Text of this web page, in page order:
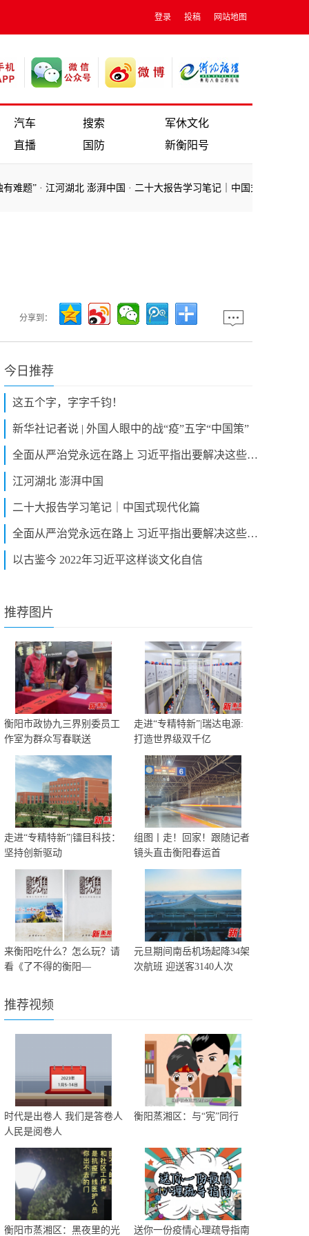
登录 投稿 网站地图
汽车 搜索
军休文化
直播
国防 新衡阳号
”·江河湖北 澎湃中国·二十大报告学习笔记｜中国式现代化篇
分享到：
今日推荐
这五个字，字字千钧！
新华社记者说 | 外国人眼中的战“疫”五字“中国策”
全面从严治党永远在路上 习近平指出要解决这些“独有难题”
江河湖北 澎湃中国
二十大报告学习笔记｜中国式现代化篇
全面从严治党永远在路上 习近平指出要解决这些“独有难题”
以古鉴今 2022年习近平这样谈文化自信
推荐图片
衡阳市政协九三界别委员工
作室为群众写春联送
走进“专精特新”|瑞达电源:
打造世界级双千亿
走进“专精特新”|镭目科技：
坚持创新驱动
组图丨走！回家！跟随记者
镜头直击衡阳春运首
来衡阳吃什么？怎么玩？请
看《了不得的衡阳—
元旦期间南岳机场起降34架
次航班 迎送客3140人次
推荐视频
时代是出卷人 我们是答卷人
人民是阅卷人
衡阳蒸湘区：与“宪”同行
衡阳市蒸湘区：黑夜里的光 送你一份疫情心理疏导指南